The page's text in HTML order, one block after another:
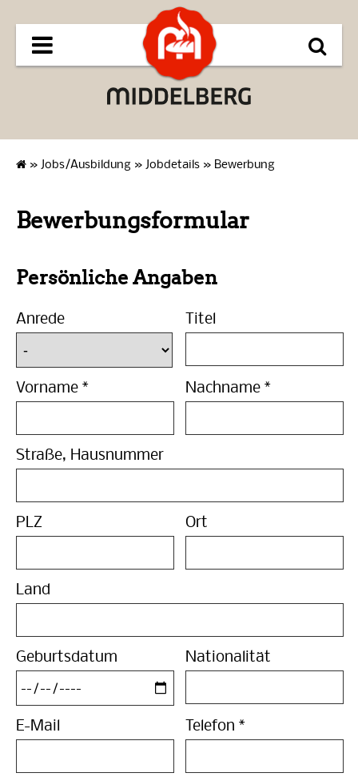
» Jobs/Ausbildung » Jobdetails » Bewerbung
Bewerbungsformular
Persönliche Angaben
Anrede Titel
Vorname* Nachname*
Straße, Hausnummer
PLZ Ort
Land
Geburtsdatum Nationalität
E-Mail Telefon*